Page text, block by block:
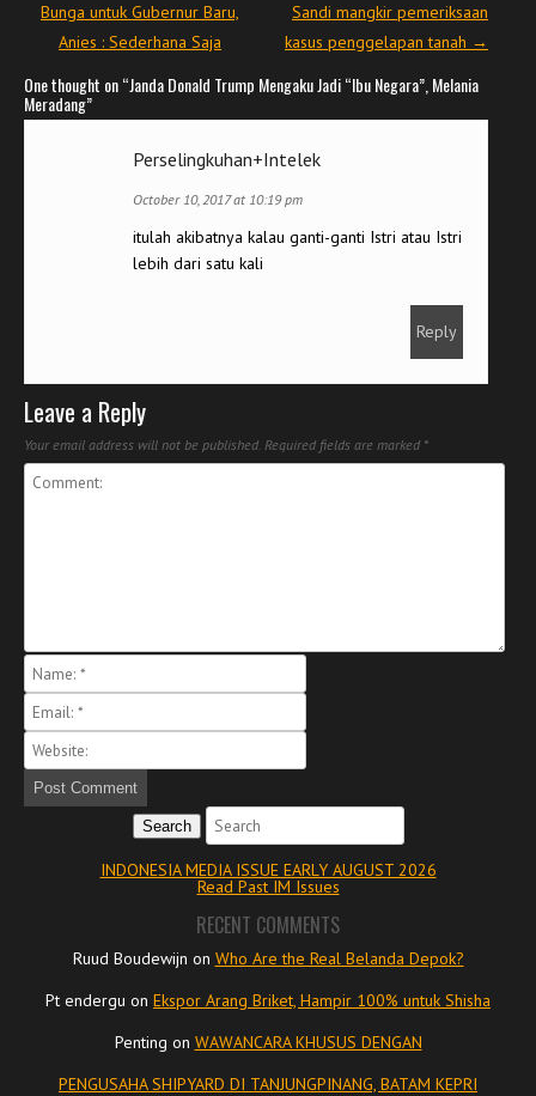
Bunga untuk Gubernur Baru,
Anies : Sederhana Saja
Sandi mangkir pemeriksaan
kasus penggelapan tanah →
One thought on “Janda Donald Trump Mengaku Jadi “Ibu Negara”, Melania
Meradang”
Perselingkuhan+Intelek
October 10, 2017 at 10:19 pm
itulah akibatnya kalau ganti-ganti Istri atau Istri
lebih dari satu kali
Reply
Leave a Reply
Your email address will not be published. Required fields are marked *
Search
INDONESIA MEDIA ISSUE EARLY AUGUST 2026
Read Past IM Issues
RECENT COMMENTS
Ruud Boudewijn on Who Are the Real Belanda Depok?
Pt endergu on Ekspor Arang Briket, Hampir 100% untuk Shisha
Penting on WAWANCARA KHUSUS DENGAN
PENGUSAHA SHIPYARD DI TANJUNGPINANG, BATAM KEPRI